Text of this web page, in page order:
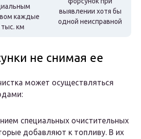
каждые
км
выявлении хотя бы
одной неисправной
не снимая ее
может осуществляться
специальных очистительных
добавляют к топливу. В их